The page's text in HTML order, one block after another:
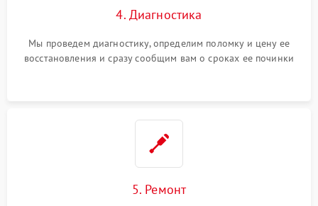
4. Диагностика
Мы проведем диагностику, определим поломку и цену ее
восстановления и сразу сообщим вам о сроках ее починки
5. Ремонт